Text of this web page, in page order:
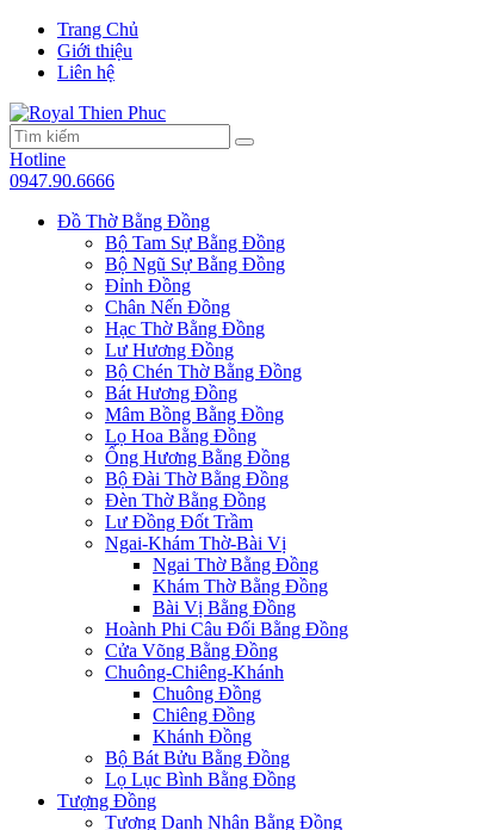
Trang Chủ
Giới thiệu
Liên hệ
Hotline
0947.90.6666
Đồ Thờ Bằng Đồng
Bộ Tam Sự Bằng Đồng
Bộ Ngũ Sự Bằng Đồng
Đỉnh Đồng
Chân Nến Đồng
Hạc Thờ Bằng Đồng
Lư Hương Đồng
Bộ Chén Thờ Bằng Đồng
Bát Hương Đồng
Mâm Bồng Bằng Đồng
Lọ Hoa Bằng Đồng
Ống Hương Bằng Đồng
Bộ Đài Thờ Bằng Đồng
Đèn Thờ Bằng Đồng
Lư Đồng Đốt Trầm
Ngai-Khám Thờ-Bài Vị
Ngai Thờ Bằng Đồng
Khám Thờ Bằng Đồng
Bài Vị Bằng Đồng
Hoành Phi Câu Đối Bằng Đồng
Cửa Võng Bằng Đồng
Chuông-Chiêng-Khánh
Chuông Đồng
Chiêng Đồng
Khánh Đồng
Bộ Bát Bửu Bằng Đồng
Lọ Lục Bình Bằng Đồng
Tượng Đồng
Tượng Danh Nhân Bằng Đồng